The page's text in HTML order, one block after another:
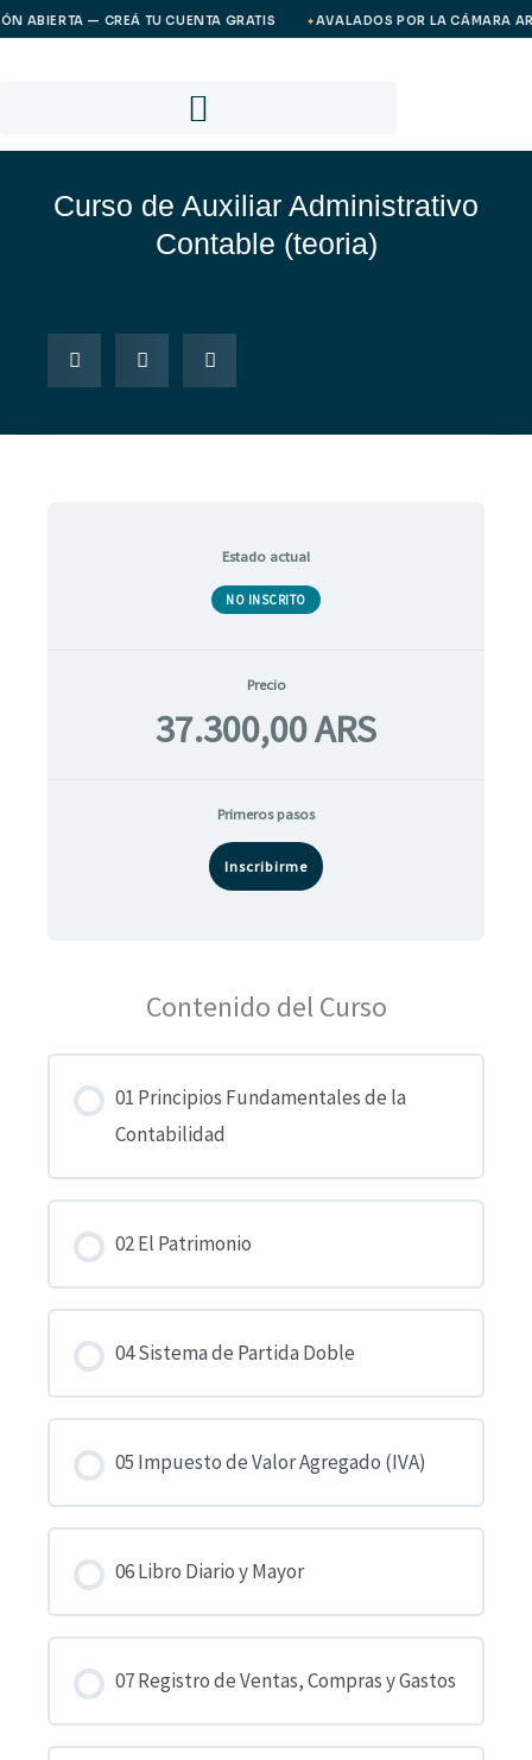
Ir
— CREÁ TU CUENTA GRATIS AVALADOS POR LA CÁMARA
Curso de Auxiliar Administrativo
Contable (teoria)
Estado actual
NO INSCRITO
Precio
37.300,00 ARS
Primeros pasos
Inscribirme
Contenido del Curso
01 Principios Fundamentales de la
Contabilidad
02 El Patrimonio
04 Sistema de Partida Doble
05 Impuesto de Valor Agregado (IVA)
06 Libro Diario y Mayor
07 Registro de Ventas, Compras y Gastos